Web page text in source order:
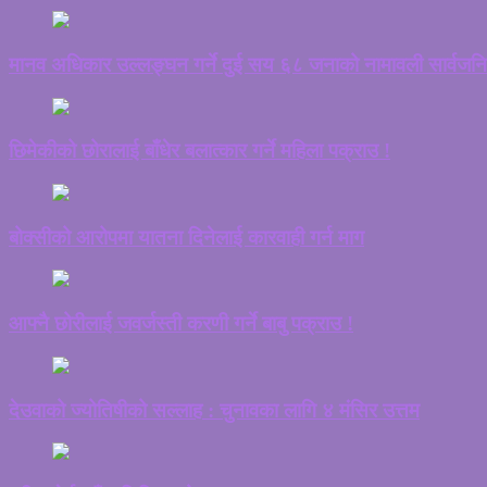
मानव अधिकार उल्लङ्घन गर्ने दुई सय ६८ जनाको नामावली
छिमेकीको छोरालाई बाँधेर बलात्कार गर्ने महिला पक्राउ !
बोक्सीको आरोपमा यातना दिनेलाई कारवाही गर्न माग
आफ्नै छोरीलाई जवर्जस्ती करणी गर्ने बाबु पक्राउ !
देउवाको ज्योतिषीको सल्लाह : चुनावका लागि ४ मंसिर उत्तम